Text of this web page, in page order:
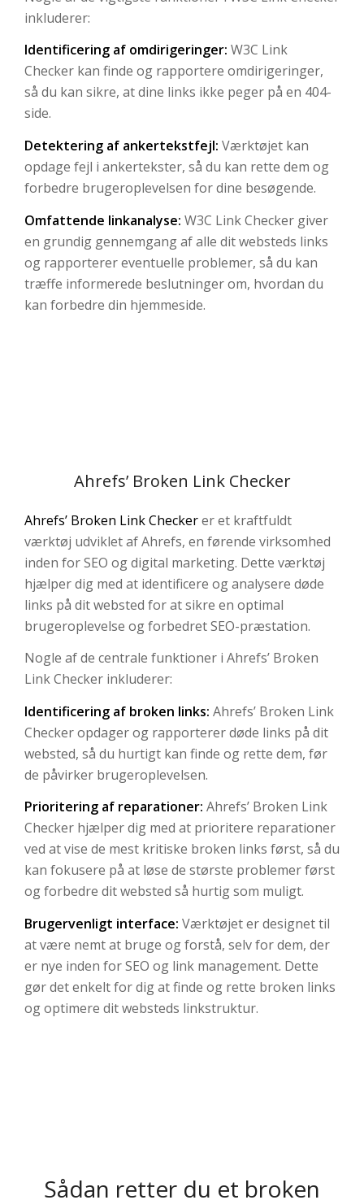
inkluderer:
Identificering af omdirigeringer: W3C Link
Checker kan finde og rapportere omdirigeringer,
så du kan sikre, at dine links ikke peger på en 404-
side.
Detektering af ankertekstfejl: Værktøjet kan
opdage fejl i ankertekster, så du kan rette dem og
forbedre brugeroplevelsen for dine besøgende.
Omfattende linkanalyse: W3C Link Checker giver
en grundig gennemgang af alle dit websteds links
og rapporterer eventuelle problemer, så du kan
træffe informerede beslutninger om, hvordan du
kan forbedre din hjemmeside.
Ahrefs’ Broken Link Checker
Ahrefs’ Broken Link Checkerer et kraftfuldt
værktøj udviklet af Ahrefs, en førende virksomhed
inden for SEO og digital marketing. Dette værktøj
hjælper dig med at identificere og analysere døde
links på dit websted for at sikre en optimal
brugeroplevelse og forbedret SEO-præstation.
Nogle af de centrale funktioner i Ahrefs’ Broken
Link Checker inkluderer:
Identificering af broken links: Ahrefs’ Broken Link
Checker opdager og rapporterer døde links på dit
websted, så du hurtigt kan finde og rette dem, før
de påvirker brugeroplevelsen.
Prioritering af reparationer: Ahrefs’ Broken Link
Checker hjælper dig med at prioritere reparationer
ved at vise de mest kritiske broken links først, så du
kan fokusere på at løse de største problemer først
og forbedre dit websted så hurtig som muligt.
Brugervenligt interface: Værktøjet er designet til
at være nemt at bruge og forstå, selv for dem, der
er nye inden for SEO og link management. Dette
gør det enkelt for dig at finde og rette broken links
og optimere dit websteds linkstruktur.
Sådan retter du et broken